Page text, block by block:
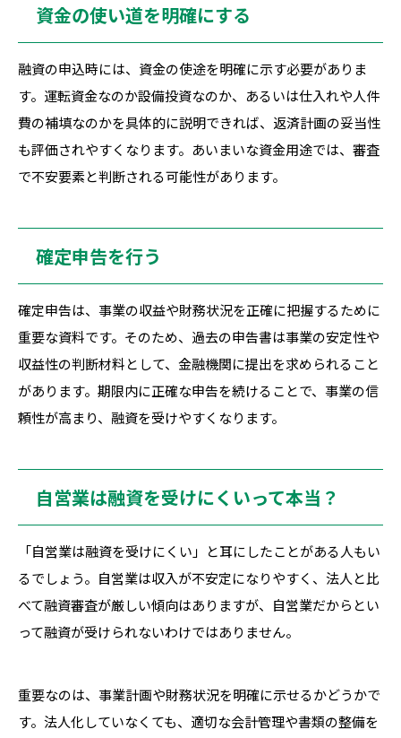
資金の使い道を明確にする
融資の申込時には、資金の使途を明確に示す必要がありま
す。運転資金なのか設備投資なのか、あるいは仕入れや人件
費の補填なのかを具体的に説明できれば、返済計画の妥当性
も評価されやすくなります。あいまいな資金用途では、審査
で不安要素と判断される可能性があります。
確定申告を行う
確定申告は、事業の収益や財務状況を正確に把握するために
重要な資料です。そのため、過去の申告書は事業の安定性や
収益性の判断材料として、金融機関に提出を求められること
があります。期限内に正確な申告を続けることで、事業の信
頼性が高まり、融資を受けやすくなります。
自営業は融資を受けにくいって本当？
「自営業は融資を受けにくい」と耳にしたことがある人もい
るでしょう。自営業は収入が不安定になりやすく、法人と比
べて融資審査が厳しい傾向はありますが、自営業だからとい
って融資が受けられないわけではありません。
重要なのは、事業計画や財務状況を明確に示せるかどうかで
す。法人化していなくても、適切な会計管理や書類の整備を